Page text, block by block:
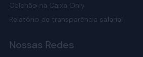
Colchão na Caixa Only
Relatório de transparência salarial
Nossas Redes